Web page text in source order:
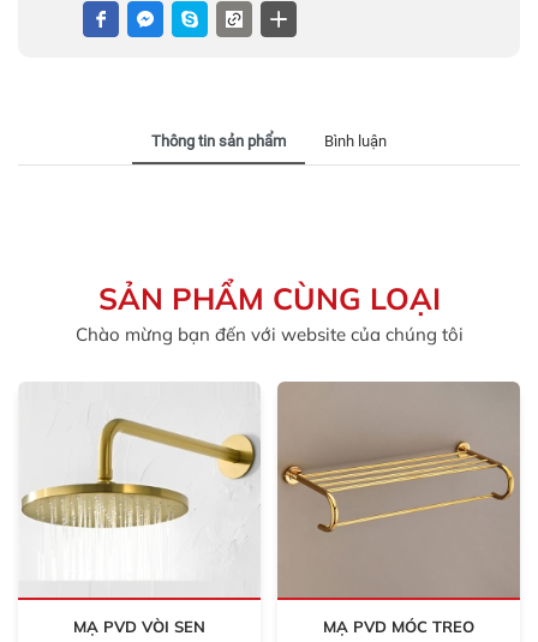
Thông tin sản phẩm Bình luận
SẢN PHẨM CÙNG LOẠI
Chào mừng bạn đến với website của chúng tôi
MẠ PVD VÒI SEN
MẠ PVD MÓC TREO